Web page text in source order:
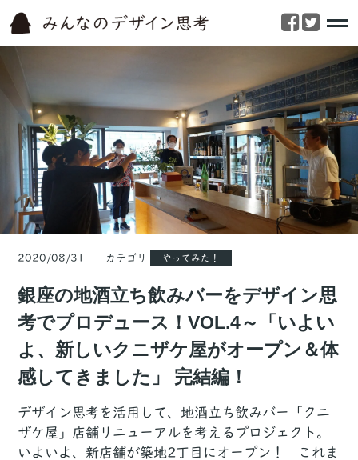
2020/08/31 カテゴリ やってみた！
銀座の地酒立ち飲みバーをデザイン思
考でプロデュース！VOL.4～「いよい
よ、新しいクニザケ屋がオープン＆体
感してきました」 完結編！
デザイン思考を活用して、地酒立ち飲みバー「クニ
ザケ屋」店舗リニューアルを考えるプロジェクト。
いよいよ、新店舗が築地2丁目にオープン！ これま